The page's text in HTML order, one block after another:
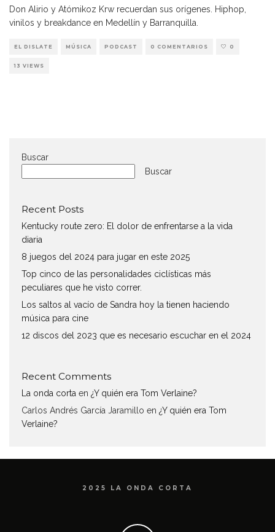
Don Alirio y Atómikoz Krw recuerdan sus orígenes. Hiphop,
vinilos y breakdance en Medellín y Barranquilla.
EL DISLATE MÚSICA PODCAST 0 COMENTARIOS 0
13 VIEWS
Buscar
Buscar
Recent Posts
Kentucky route zero: El dolor de enfrentarse a la vida
diaria
8 juegos del 2024 para jugar en este 2025
Top cinco de las personalidades ciclísticas más
peculiares que he visto correr.
Los saltos al vacío de Sandra hoy la tienen haciendo
música para cine
12 discos del 2023 que es necesario escuchar en el 2024
Recent Comments
La onda corta en ¿Y quién era Tom Verlaine?
Carlos Andrés García Jaramillo en ¿Y quién era Tom
Verlaine?
2025 LA ONDA CORTA